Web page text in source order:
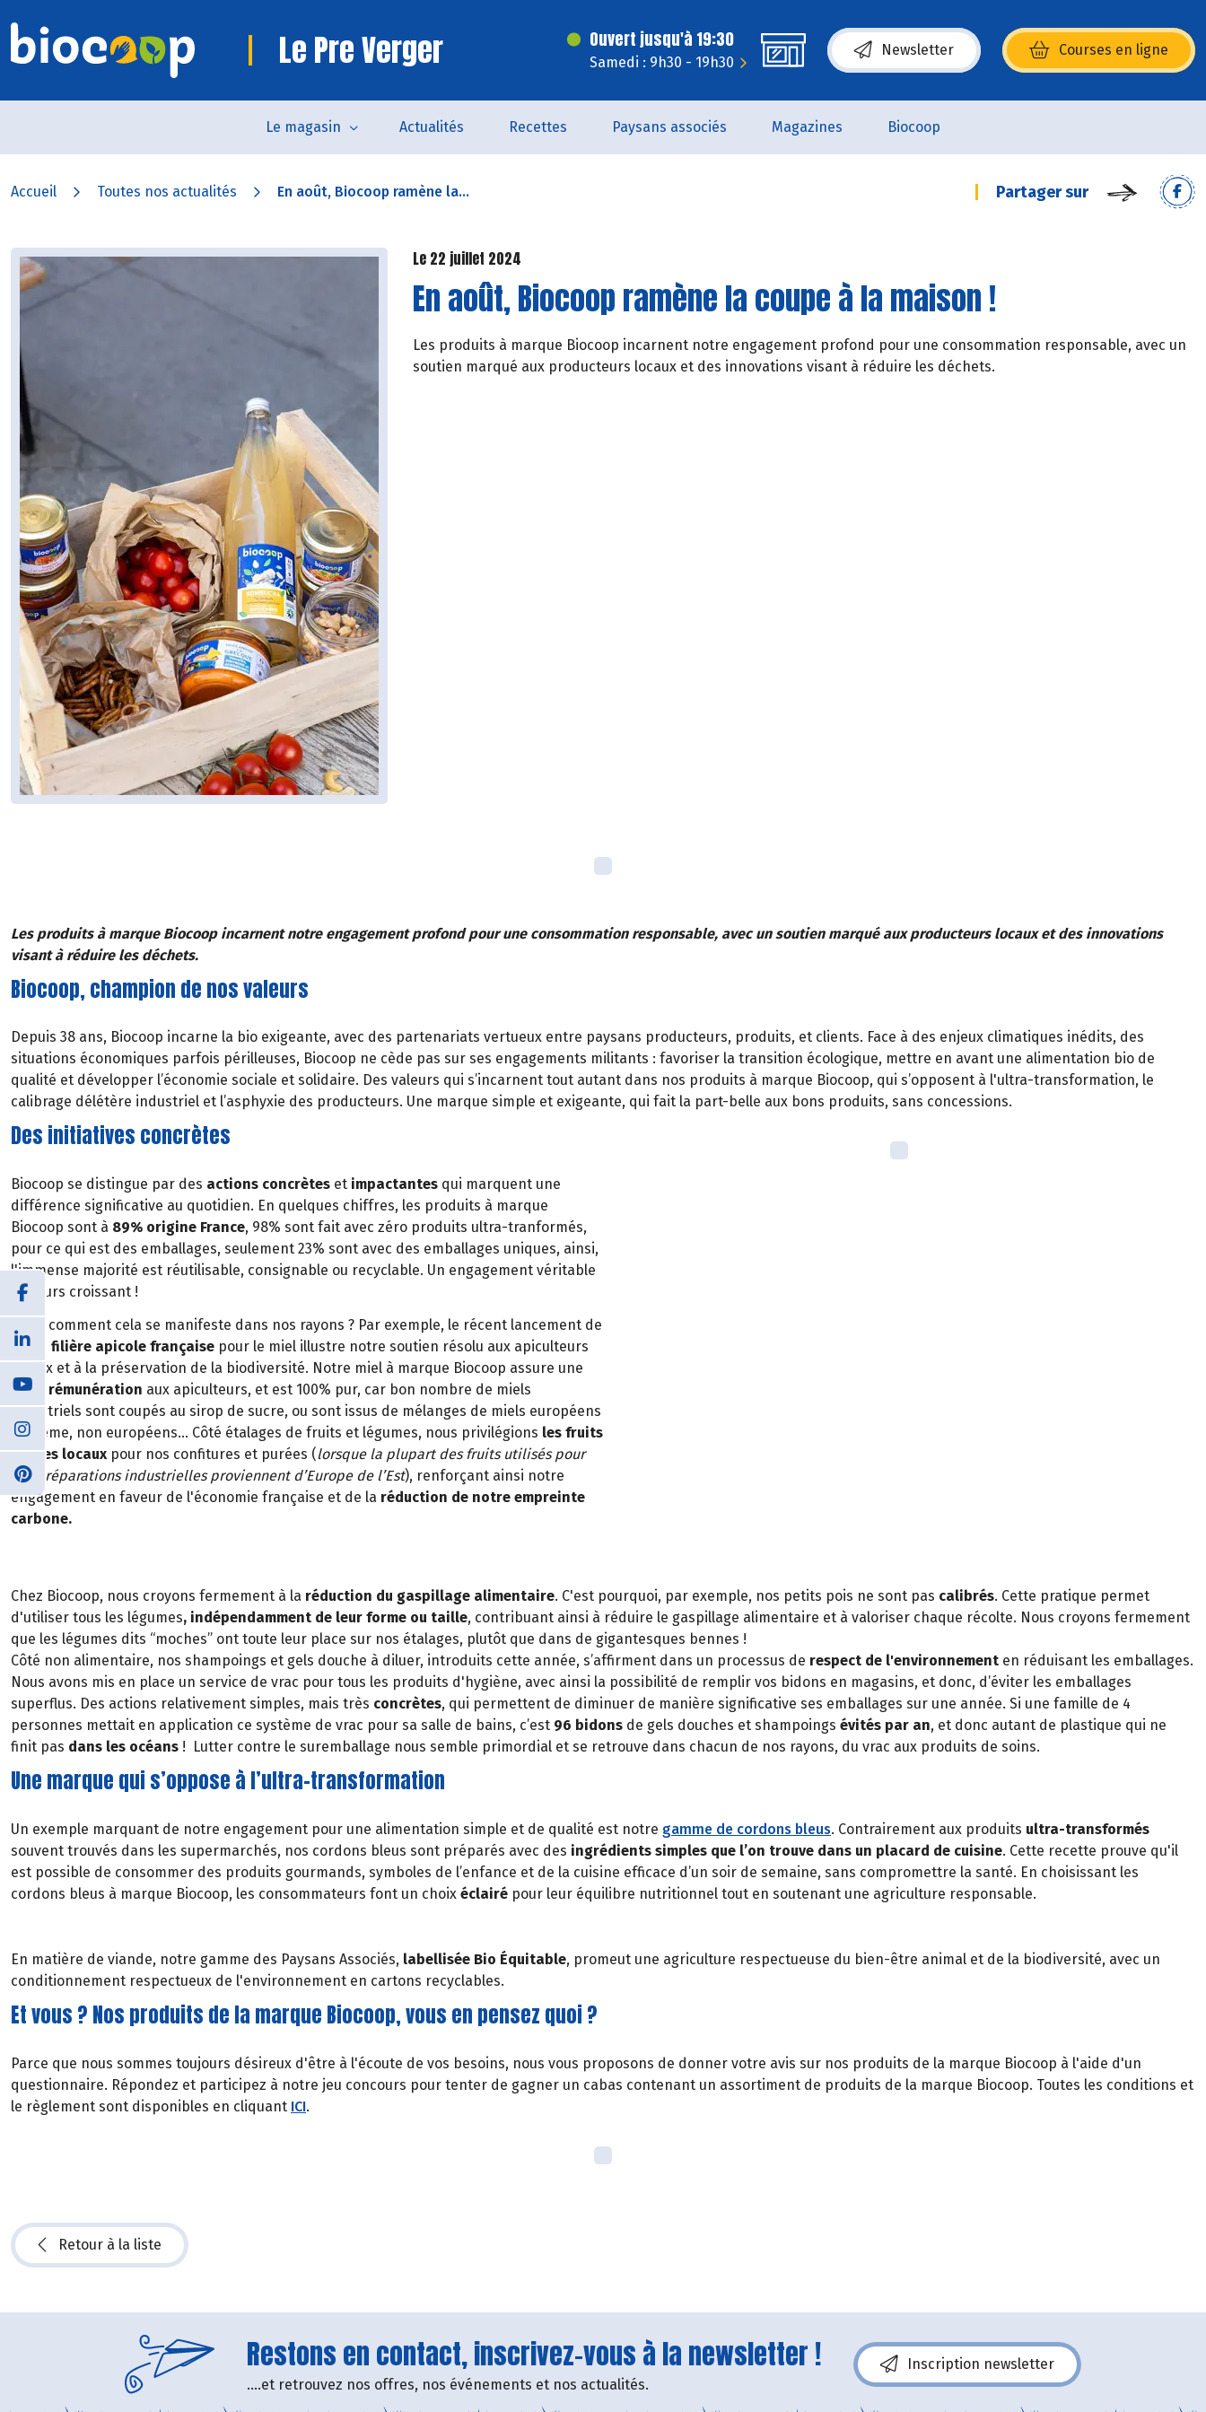
Le Pre Verger Ouvert jusqu'à 19:30
Samedi : 9h30 - 19h30
Newsletter Courses en ligne
(s’ouvre dans une nouvelle fenêtre)
Le magasin Actualités Recettes Paysans associés Magazines Biocoop
Accueil Toutes nos actualités En août, Biocoop ramène la... Partager sur
Le 22 juillet 2024
En août, Biocoop ramène la coupe à la maison !
Les produits à marque Biocoop incarnent notre engagement profond pour une consommation responsable, avec un
soutien marqué aux producteurs locaux et des innovations visant à réduire les déchets.
Les produits à marque Biocoop incarnent notre engagement profond pour une consommation responsable, avec un soutien marqué aux producteurs locaux et des innovations
visant à réduire les déchets.
Biocoop, champion de nos valeurs
Depuis 38 ans, Biocoop incarne la bio exigeante, avec des partenariats vertueux entre paysans producteurs, produits, et clients. Face à des enjeux climatiques inédits, des
situations économiques parfois périlleuses, Biocoop ne cède pas sur ses engagements militants : favoriser la transition écologique, mettre en avant une alimentation bio de
qualité et développer l’économie sociale et solidaire. Des valeurs qui s’incarnent tout autant dans nos produits à marque Biocoop, qui s’opposent à l'ultra-transformation, le
calibrage délétère industriel et l’asphyxie des producteurs. Une marque simple et exigeante, qui fait la part-belle aux bons produits, sans concessions.
Des initiatives concrètes
Biocoop se distingue par des actions concrètes et impactantes qui marquent une
différence significative au quotidien. En quelques chiffres, les produits à marque
Biocoop sont à 89% origine France, 98% sont fait avec zéro produits ultra-tranformés,
pour ce qui est des emballages, seulement 23% sont avec des emballages uniques, ainsi,
l'immense majorité est réutilisable, consignable ou recyclable. Un engagement véritable
toujours croissant !
Mais, comment cela se manifeste dans nos rayons ? Par exemple, le récent lancement de
notre filière apicole française pour le miel illustre notre soutien résolu aux apiculteurs
locaux et à la préservation de la biodiversité. Notre miel à marque Biocoop assure une
juste rémunération aux apiculteurs, et est 100% pur, car bon nombre de miels
industriels sont coupés au sirop de sucre, ou sont issus de mélanges de miels européens
et même, non européens… Côté étalages de fruits et légumes, nous privilégions les fruits
rouges locaux pour nos confitures et purées (lorsque la plupart des fruits utilisés pour
ces préparations industrielles proviennent d’Europe de l’Est), renforçant ainsi notre
engagement en faveur de l'économie française et de la réduction de notre empreinte
carbone.
Chez Biocoop, nous croyons fermement à la réduction du gaspillage alimentaire. C'est pourquoi, par exemple, nos petits pois ne sont pas calibrés. Cette pratique permet
d'utiliser tous les légumes, indépendamment de leur forme ou taille, contribuant ainsi à réduire le gaspillage alimentaire et à valoriser chaque récolte. Nous croyons fermement
que les légumes dits “moches” ont toute leur place sur nos étalages, plutôt que dans de gigantesques bennes !
Côté non alimentaire, nos shampoings et gels douche à diluer, introduits cette année, s’affirment dans un processus de respect de l'environnement en réduisant les emballages.
Nous avons mis en place un service de vrac pour tous les produits d'hygiène, avec ainsi la possibilité de remplir vos bidons en magasins, et donc, d’éviter les emballages
superflus. Des actions relativement simples, mais très concrètes, qui permettent de diminuer de manière significative ses emballages sur une année. Si une famille de 4
personnes mettait en application ce système de vrac pour sa salle de bains, c’est 96 bidons de gels douches et shampoings évités par an, et donc autant de plastique qui ne
finit pas dans les océans ! Lutter contre le suremballage nous semble primordial et se retrouve dans chacun de nos rayons, du vrac aux produits de soins.
Une marque qui s’oppose à l’ultra-transformation
Un exemple marquant de notre engagement pour une alimentation simple et de qualité est notre gamme de cordons bleus. Contrairement aux produits ultra-transformés
souvent trouvés dans les supermarchés, nos cordons bleus sont préparés avec des ingrédients simples que l’on trouve dans un placard de cuisine. Cette recette prouve qu'il
est possible de consommer des produits gourmands, symboles de l’enfance et de la cuisine efficace d’un soir de semaine, sans compromettre la santé. En choisissant les
cordons bleus à marque Biocoop, les consommateurs font un choix éclairé pour leur équilibre nutritionnel tout en soutenant une agriculture responsable.
En matière de viande, notre gamme des Paysans Associés, labellisée Bio Équitable, promeut une agriculture respectueuse du bien-être animal et de la biodiversité, avec un
conditionnement respectueux de l'environnement en cartons recyclables.
Et vous ? Nos produits de la marque Biocoop, vous en pensez quoi ?
Parce que nous sommes toujours désireux d'être à l'écoute de vos besoins, nous vous proposons de donner votre avis sur nos produits de la marque Biocoop à l'aide d'un
questionnaire. Répondez et participez à notre jeu concours pour tenter de gagner un cabas contenant un assortiment de produits de la marque Biocoop. Toutes les conditions et
le règlement sont disponibles en cliquant ICI.
Retour à la liste
Restons en contact, inscrivez-vous à la newsletter !
....et retrouvez nos offres, nos événements et nos actualités.
Inscription newsletter